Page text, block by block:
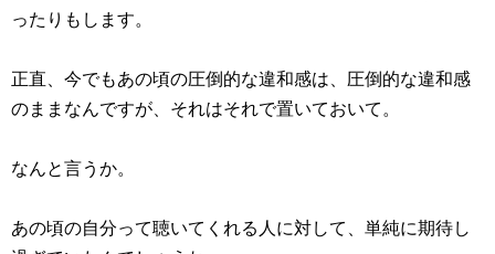
ったりもします。
正直、今でもあの頃の圧倒的な違和感は、圧倒的な違和感
のままなんですが、それはそれで置いておいて。
なんと言うか。
あの頃の自分って聴いてくれる人に対して、単純に期待し